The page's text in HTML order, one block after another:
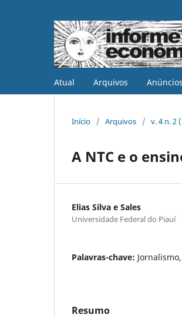
Atual Arquivos Anúncios
Início / Arquivos / v. 4 n. 2
A NTC e o
Elias Silva e Sales
Universidade Federal do Piauí
Palavras-chave:
Resumo